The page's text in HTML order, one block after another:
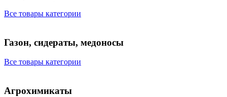
Все товары категории
Газон, сидераты, медоносы
Все товары категории
Агрохимикаты